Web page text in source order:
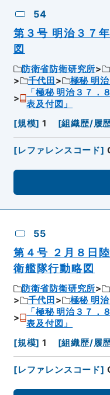
54
第３号 明治３７
図
防衛省防衛研究所
千代田
極秘 明
「極秘 明治３７．
表及付図」
[規模] 1 [組織歴/履
[レファレンスコード]
55
第４号 ２月８日
衛艦隊行動略図
防衛省防衛研究所
千代田
極秘 明
「極秘 明治３７．
表及付図」
[規模] 1 [組織歴/履
[レファレンスコード]